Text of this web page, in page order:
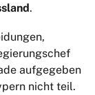
.
aufgegeben
nicht teil.